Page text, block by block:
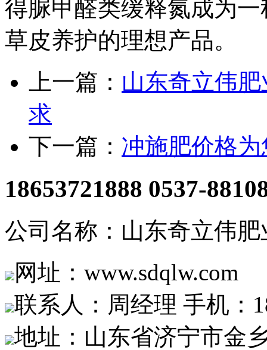
得脲甲醛类缓释氮成为
草皮养护的理想产品。
上一篇： 山东奇立伟
求
下一篇： 冲施肥价格
18653721888 0537-
公司名称：山东奇立伟
网址：www.sdqlw.com
联系人：周经理 手机：
地址：山东省济宁市金